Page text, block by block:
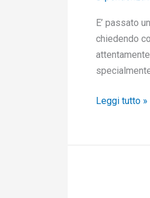
E’ passato
chiedendo
quando
lo
hai
lasciato
Leggi tutto »